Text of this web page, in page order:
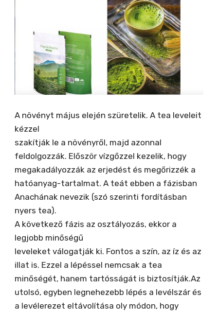
A növényt május elején szüretelik. A tea leveleit
kézzel
szakítják le a növényről, majd azonnal
feldolgozzák. Először vízgőzzel kezelik, hogy
megakadályozzák az erjedést és megőrizzék a
hatóanyag-tartalmat. A teát ebben a fázisban
Anachának nevezik (szó szerinti fordításban
nyers tea).
A következő fázis az osztályozás, ekkor a
legjobb minőségű
leveleket válogatják ki. Fontos a szín, az íz és az
illat is. Ezzel a lépéssel nemcsak a tea
minőségét, hanem tartósságát is biztosítják.Az
utolsó, egyben legnehezebb lépés a levélszár és
a levélerezet eltávolítása oly módon, hogy